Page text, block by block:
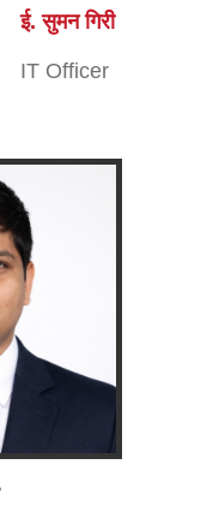
ई. सुमन गिरी
IT Officer